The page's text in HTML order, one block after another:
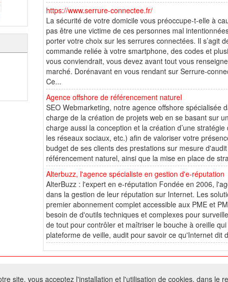
https://www.serrure-connectee.fr/
La sécurité de votre domicile vous préoccupe-t-elle à
pas être une victime de ces personnes mal
porter votre choix sur les serrures connectées. Il s’agit
commande reliée à votre smartphone, des codes et
vous conviendrait, vous devez avant tout vous
marché. Dorénavant en vous rendant sur Serrure-
Ce...
Agence offshore de référencement naturel
SEO Webmarketing, notre agence offshore
charge de la création de projets web en se basant sur
charge aussi la conception et la création d’une
les réseaux sociaux, etc.) afin de valoriser votre
budget de ses clients des prestations sur mesure
référencement naturel, ainsi que la mise en place de
Alterbuzz, l'agence spécialiste en gestion d'e-réputation
AlterBuzz : l'expert en e-réputation Fondée en 2006,
dans la gestion de leur réputation sur Internet. Les
premier abonnement complet accessible aux PME et
besoin de d'outils techniques et complexes pour
de tout pour contrôler et maîtriser le bouche à oreille
plateforme de veille, audit pour savoir ce qu'Internet dit
Tous droits réservés - Toute reproduction du contenu de ce site, même
site, vous acceptez l'installation et l'utilisation de cookies, dans le